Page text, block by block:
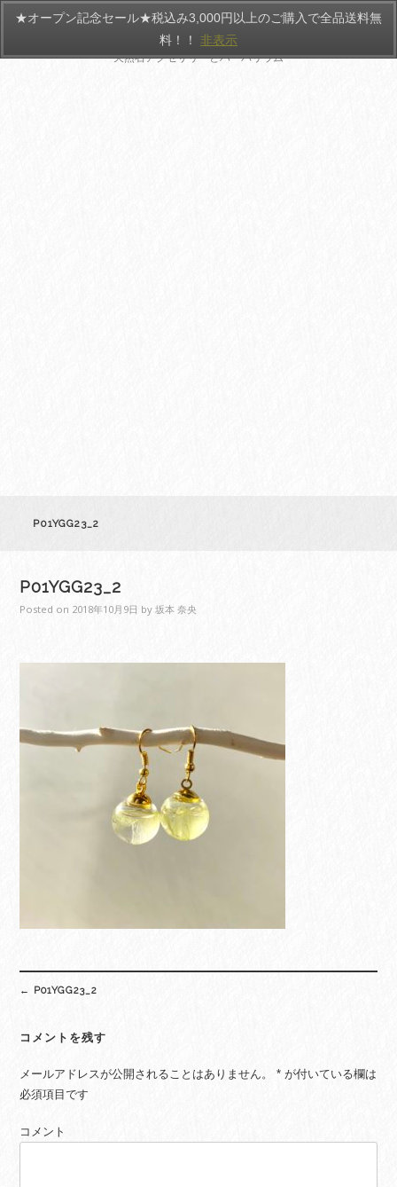
HANATEMARI
天然石アクセサリーとハーバリウム
P01YGG23_2
P01YGG23_2
Posted on 2018年10月9日 by坂本 奈央
navigation
← P01YGG23_2
コメントを残す
メールアドレスが公開されることはありません。 * が付いている欄は
必須項目です
コメント
★オープン記念セール★税込み3,000円以上のご購入で全品送料無
料！！ 非表示